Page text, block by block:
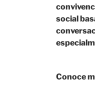
social
Conoce